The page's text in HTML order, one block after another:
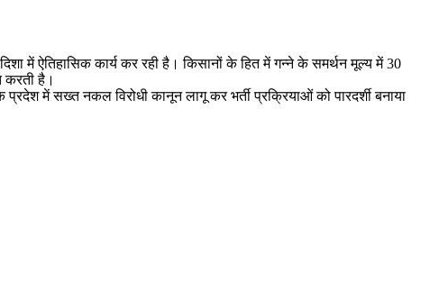
में ऐतिहासिक कार्य कर रही है। किसानों के हित में गन्ने के समर्थन मूल्य में 30
करती है।
में सख्त नकल विरोधी कानून लागू कर भर्ती प्रक्रियाओं को पारदर्शी बनाया